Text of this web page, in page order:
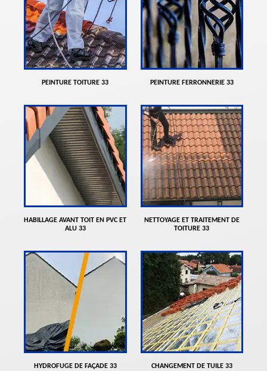
PEINTURE TOITURE 33 PEINTURE FERRONNERIE 33
HABILLAGE AVANT TOIT EN PVC ET
ALU 33
NETTOYAGE ET TRAITEMENT DE
TOITURE 33
HYDROFUGE DE FAÇADE 33 CHANGEMENT DE TUILE 33